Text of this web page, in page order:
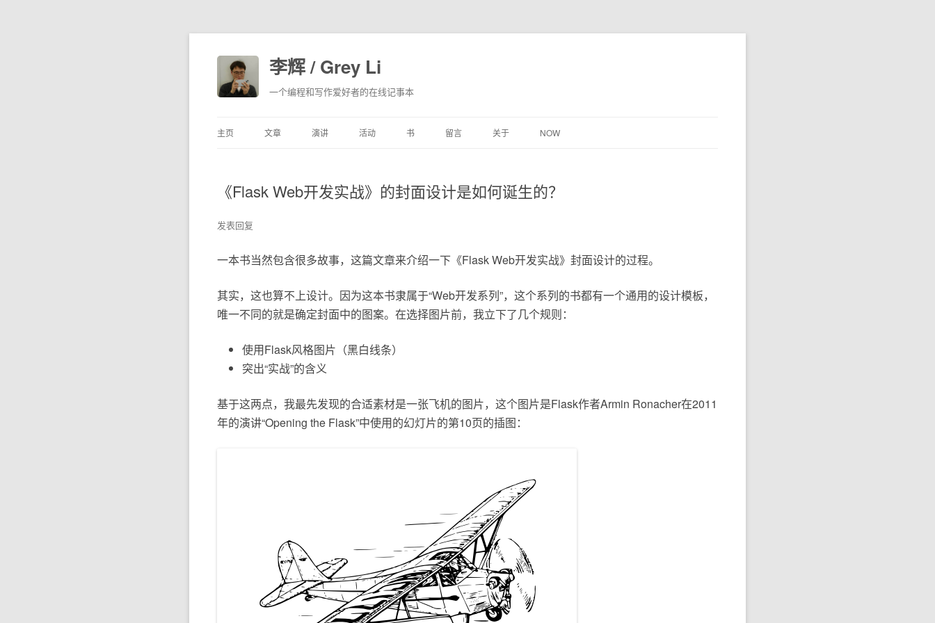
李辉 / Grey Li
一个编程和写作爱好者的在线记事本
主页 文章 演讲 活动 书 留言 关于 NOW
《Flask Web开发实战》的封面设计是如何诞生的？
发表回复
一本书当然包含很多故事，这篇文章来介绍一下《Flask Web开发实战》封面设计的过程。
其实，这也算不上设计。因为这本书隶属于“Web开发系列”，这个系列的书都有一个通用的设计模板，
唯一不同的就是确定封面中的图案。在选择图片前，我立下了几个规则：
使用Flask风格图片（黑白线条）
突出“实战”的含义
基于这两点，我最先发现的合适素材是一张飞机的图片，这个图片是Flask作者Armin Ronacher在2011
年的演讲“Opening the Flask”中使用的幻灯片的第10页的插图：